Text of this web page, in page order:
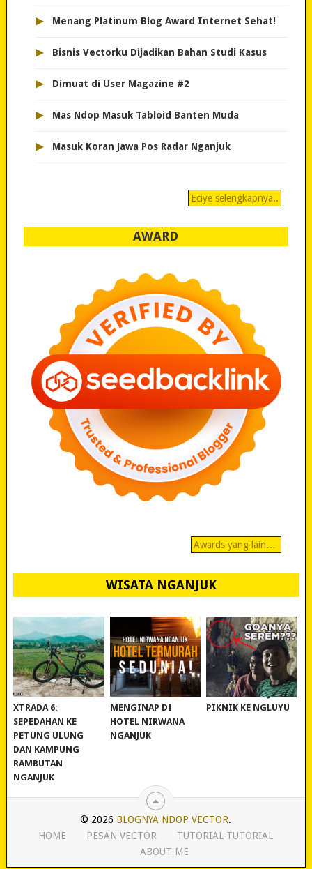
▸ Menang Platinum Blog Award Internet Sehat!
▸ Bisnis Vectorku Dijadikan Bahan Studi Kasus
▸ Dimuat di User Magazine #2
▸ Mas Ndop Masuk Tabloid Banten Muda
▸ Masuk Koran Jawa Pos Radar Nganjuk
Eciye selengkapnya..
AWARD
Awards yang lain…
WISATA NGANJUK
REVIEW POLYGON
XTRADA 6:
SEPEDAHAN KE
PETUNG ULUNG
DAN KAMPUNG
RAMBUTAN
NGANJUK
MURAH BANGET!
MENGINAP DI
HOTEL NIRWANA
NGANJUK
WISATA NGANJUK:
PIKNIK KE NGLUYU
© 2026 BLOGNYA NDOP VECTOR.
HOME
PESAN VECTOR
TUTORIAL-TUTORIAL
ABOUT ME